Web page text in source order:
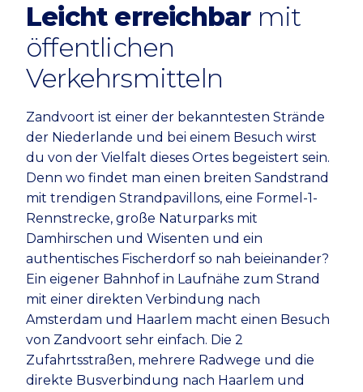
Leicht erreichbar mit
öffentlichen
Verkehrsmitteln
Zandvoort ist einer der bekanntesten Strände
der Niederlande und bei einem Besuch wirst
du von der Vielfalt dieses Ortes begeistert sein.
Denn wo findet man einen breiten Sandstrand
mit trendigen Strandpavillons, eine Formel-1-
Rennstrecke, große Naturparks mit
Damhirschen und Wisenten und ein
authentisches Fischerdorf so nah beieinander?
Ein eigener Bahnhof in Laufnähe zum Strand
mit einer direkten Verbindung nach
Amsterdam und Haarlem macht einen Besuch
von Zandvoort sehr einfach. Die 2
Zufahrtsstraßen, mehrere Radwege und die
direkte Busverbindung nach Haarlem und